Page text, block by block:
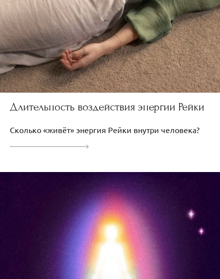
Длительность воздействия энергии Рейки
Сколько «живёт» энергия Рейки внутри человека?